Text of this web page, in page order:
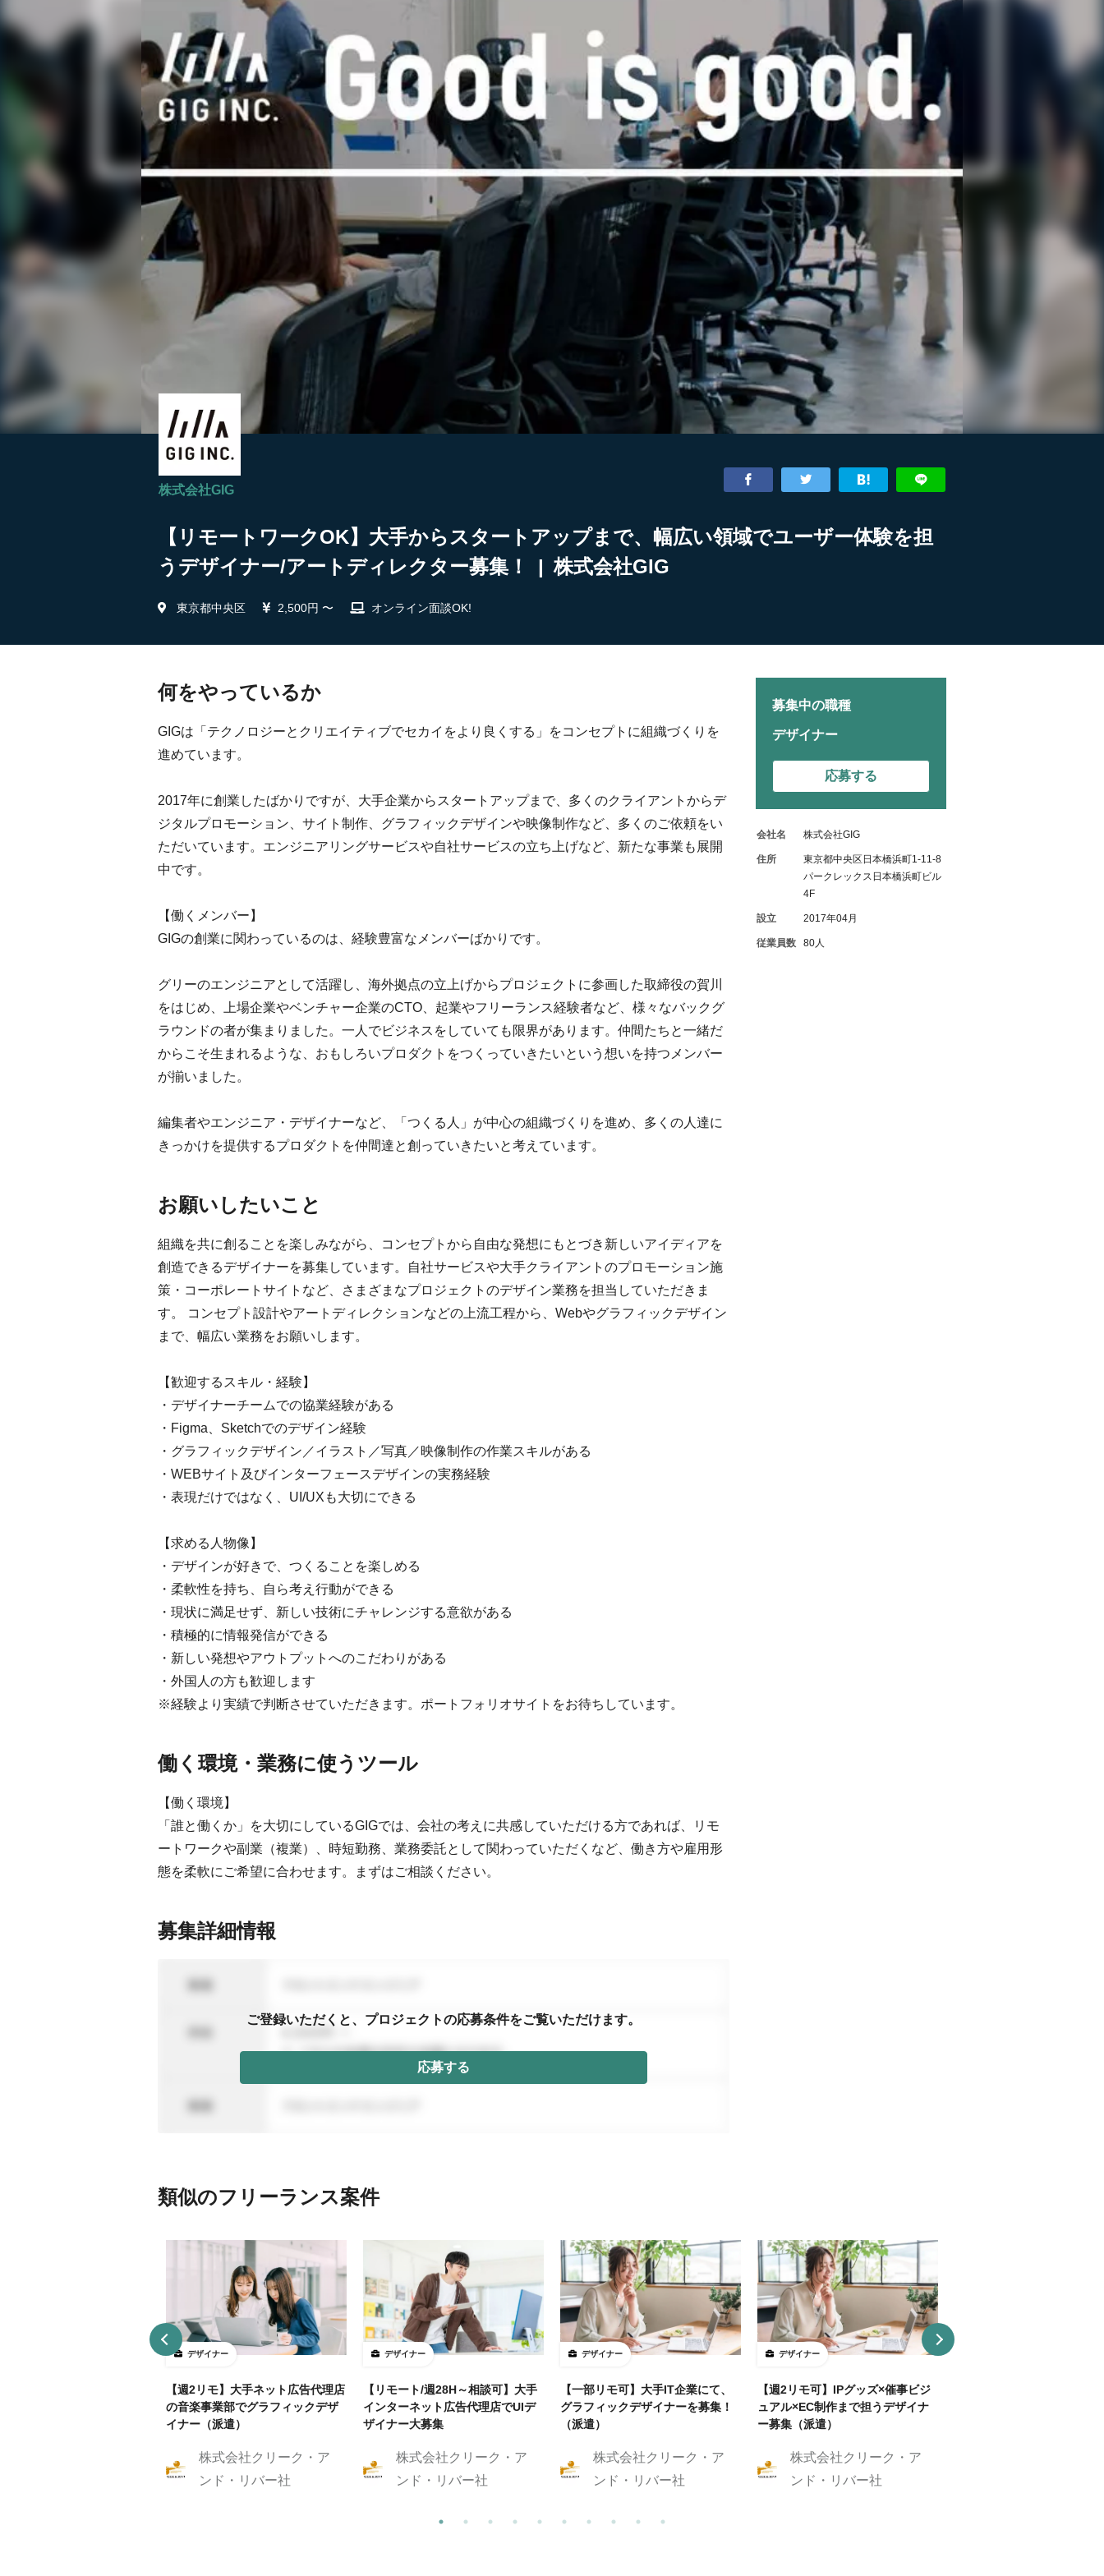
株式会社GIG
【リモートワークOK】大手からスタートアップまで、幅広い領域でユーザー体験を担
うデザイナー/アートディレクター募集！ | 株式会社GIG
東京都中央区 2,500円 〜 オンライン面談OK!
何をやっているか
GIGは「テクノロジーとクリエイティブでセカイをより良くする」をコンセプトに組織づくりを
進めています。
2017年に創業したばかりですが、大手企業からスタートアップまで、多くのクライアントからデ
ジタルプロモーション、サイト制作、グラフィックデザインや映像制作など、多くのご依頼をい
ただいています。エンジニアリングサービスや自社サービスの立ち上げなど、新たな事業も展開
中です。
【働くメンバー】
GIGの創業に関わっているのは、経験豊富なメンバーばかりです。
グリーのエンジニアとして活躍し、海外拠点の立上げからプロジェクトに参画した取締役の賀川
をはじめ、上場企業やベンチャー企業のCTO、起業やフリーランス経験者など、様々なバックグ
ラウンドの者が集まりました。一人でビジネスをしていても限界があります。仲間たちと一緒だ
からこそ生まれるような、おもしろいプロダクトをつくっていきたいという想いを持つメンバー
が揃いました。
編集者やエンジニア・デザイナーなど、「つくる人」が中心の組織づくりを進め、多くの人達に
きっかけを提供するプロダクトを仲間達と創っていきたいと考えています。
お願いしたいこと
組織を共に創ることを楽しみながら、コンセプトから自由な発想にもとづき新しいアイディアを
創造できるデザイナーを募集しています。自社サービスや大手クライアントのプロモーション施
策・コーポレートサイトなど、さまざまなプロジェクトのデザイン業務を担当していただきま
す。 コンセプト設計やアートディレクションなどの上流工程から、Webやグラフィックデザイン
まで、幅広い業務をお願いします。
【歓迎するスキル・経験】
・デザイナーチームでの協業経験がある
・Figma、Sketchでのデザイン経験
・グラフィックデザイン／イラスト／写真／映像制作の作業スキルがある
・WEBサイト及びインターフェースデザインの実務経験
・表現だけではなく、UI/UXも大切にできる
【求める人物像】
・デザインが好きで、つくることを楽しめる
・柔軟性を持ち、自ら考え行動ができる
・現状に満足せず、新しい技術にチャレンジする意欲がある
・積極的に情報発信ができる
・新しい発想やアウトプットへのこだわりがある
・外国人の方も歓迎します
※経験より実績で判断させていただきます。ポートフォリオサイトをお待ちしています。
働く環境・業務に使うツール
【働く環境】
「誰と働くか」を大切にしているGIGでは、会社の考えに共感していただける方であれば、リモ
ートワークや副業（複業）、時短勤務、業務委託として関わっていただくなど、働き方や雇用形
態を柔軟にご希望に合わせます。まずはご相談ください。
募集詳細情報
ご登録いただくと、プロジェクトの応募条件をご覧いただけます。
応募する
募集中の職種
デザイナー
応募する
会社名 株式会社GIG
住所
東京都中央区日本橋浜町1-11-8
パークレックス日本橋浜町ビル
4F
設立 2017年04月
従業員数 80人
類似のフリーランス案件
デザイナー
【週2リモ】大手ネット広告代理店
の音楽事業部でグラフィックデザ
イナー（派遣）
株式会社クリーク・ア
ンド・リバー社
デザイナー
【リモート/週28H～相談可】大手
インターネット広告代理店でUIデ
ザイナー大募集
株式会社クリーク・ア
ンド・リバー社
デザイナー
【一部リモ可】大手IT企業にて、
グラフィックデザイナーを募集！
（派遣）
株式会社クリーク・ア
ンド・リバー社
デザイナー
【週2リモ可】IPグッズ×催事ビジ
ュアル×EC制作まで担うデザイナ
ー募集（派遣）
株式会社クリーク・ア
ンド・リバー社